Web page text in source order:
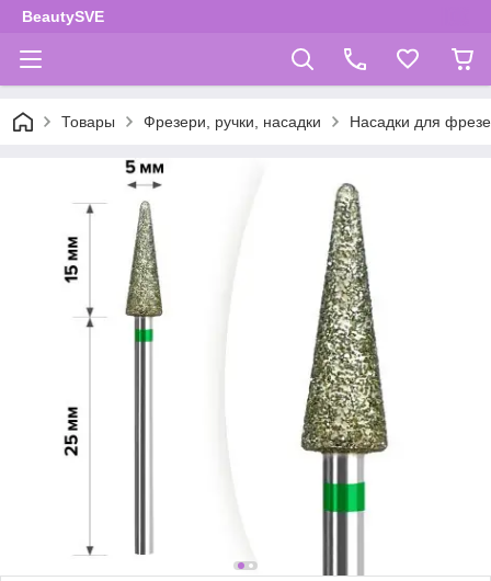
BeautySVE
Товары Фрезери, ручки, насадки Насадки для